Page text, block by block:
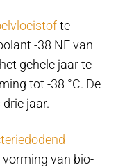
te
-38 NF van
gehele jaar te
tot -38 °C. De
jaar.
van bio-